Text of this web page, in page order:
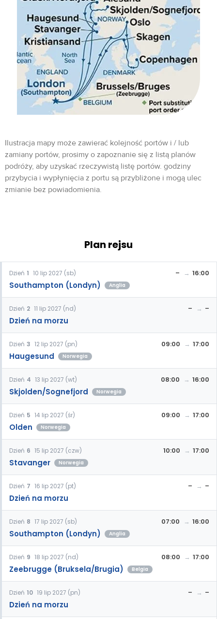
Ilustracja mapy może zawierać kolejność portów i / lub
zamiany portów, prosimy o zapoznanie się z listą planów
podróży, aby uzyskać rzeczywistą listę portów. godziny
przybycia i wypłynięcia z portu są przybliżone i mogą ulec
zmianie bez powiadomienia.
Plan rejsu
Dzień 1 10 lip 2027 (sb)
Southampton (Londyn) Anglia
– 16:00
Dzień 2 11 lip 2027 (nd)
Dzień na morzu
– –
Dzień 3 12 lip 2027 (pn)
Haugesund Norwegia
09:00 17:00
Dzień 4 13 lip 2027 (wt)
Skjolden/Sognefjord Norwegia
08:00 16:00
Dzień 5 14 lip 2027 (śr)
Olden Norwegia
09:00 17:00
Dzień 6 15 lip 2027 (czw)
Stavanger Norwegia
10:00 17:00
Dzień 7 16 lip 2027 (pt)
Dzień na morzu
– –
Dzień 8 17 lip 2027 (sb)
Southampton (Londyn) Anglia
07:00 16:00
Dzień 9 18 lip 2027 (nd)
Zeebrugge (Bruksela/Brugia) Belgia
08:00 17:00
Dzień 10 19 lip 2027 (pn)
Dzień na morzu
– –